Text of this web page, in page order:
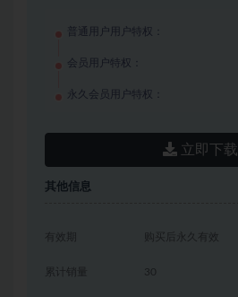
普通用户用户特权：
会员用户特权：
永久会员用户特权：
立即下载
其他信息
有效期 购买后永久有效
累计销量 30